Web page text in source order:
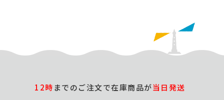
12時までのご注文で在庫商品が当日発送